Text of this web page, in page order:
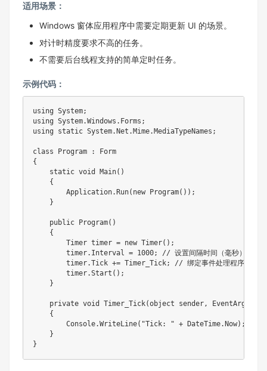
适用场景：
Windows 窗体应用程序中需要定期更新 UI 的场景。
对计时精度要求不高的任务。
不需要后台线程支持的简单定时任务。
示例代码：
using System;
using System.Windows.Forms;
using static System.Net.Mime.MediaTypeNames;
class Program : Form
{
    static void Main()
    {
        Application.Run(new Program());
    }
    public Program()
    {
        Timer timer = new Timer();
        timer.Interval = 1000; // 设置间隔时间（毫秒）
        timer.Tick += Timer_Tick; // 绑定事件处理程序
        timer.Start();
    }
    private void Timer_Tick(object sender, EventArgs e)
    {
        Console.WriteLine("Tick: " + DateTime.Now);
    }
}